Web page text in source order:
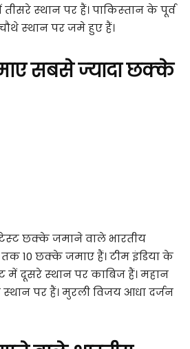
स्‍थान पर हैं। पाकिस्‍तान के पूर्व
स्‍थान पर जमे हुए हैं।
सबसे ज्‍यादा छक्‍के
टेस्‍ट छक्‍के जमाने वाले भारतीय
10 छक्‍के जमाए हैं। टीम इंडिया के
दूसरे स्‍थान पर काबिज हैं। महान
पर हैं। मुरली विजय आधा दर्जन